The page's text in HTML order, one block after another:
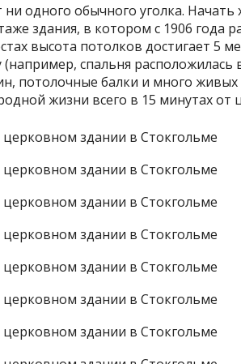
одного обычного уголка. Начать
здания, в котором с 1906 года
высота потолков достигает 5
спальня
потолочные балки и много
жизни всего в 15 минутах от